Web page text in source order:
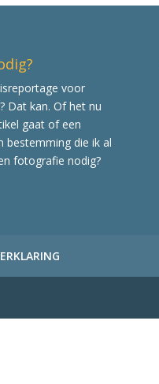
voor
Dat kan. Of het nu
gaat of een
bestemming die ik al
fotografie nodig?